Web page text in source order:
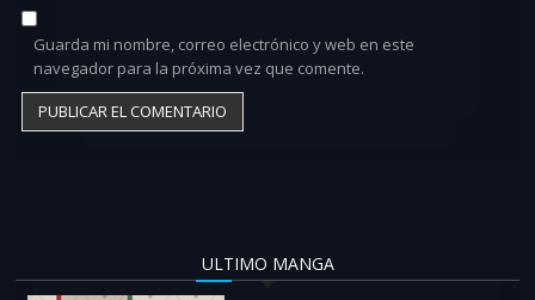
Guarda mi nombre, correo electrónico y web en este
navegador para la próxima vez que comente.
ULTIMO MANGA